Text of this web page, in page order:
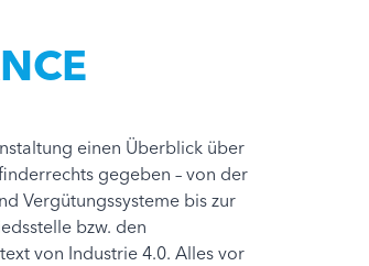
einen Überblick über
gegeben – von der
Vergütungssysteme bis zur
bzw. den
von Industrie 4.0. Alles vor